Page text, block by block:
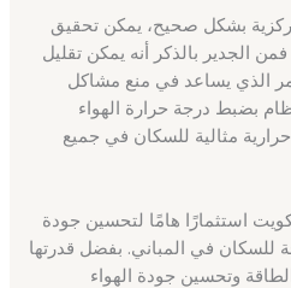
بشكل صحيح، يمكن تحقيق
الجدير بالذكر أنه يمكن تقليل
الذي يساعد في منع مشاكل
بضبط درجة حرارة الهواء
مثالية للسكان في جميع
استثمارًا هامًا لتحسين جودة
للسكان في المباني. بفضل قدرتها
وتحسين جودة الهواء